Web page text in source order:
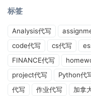
标签
Analysis代写
code代写
cs代写
FINANCE代写
project代写
Python代
代写
作业代写 加拿